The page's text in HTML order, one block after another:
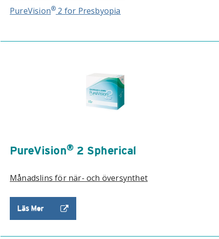
PureVision® 2 for Presbyopia
PureVision® 2 Spherical
Månadslins för när- och översynthet
Läs Mer